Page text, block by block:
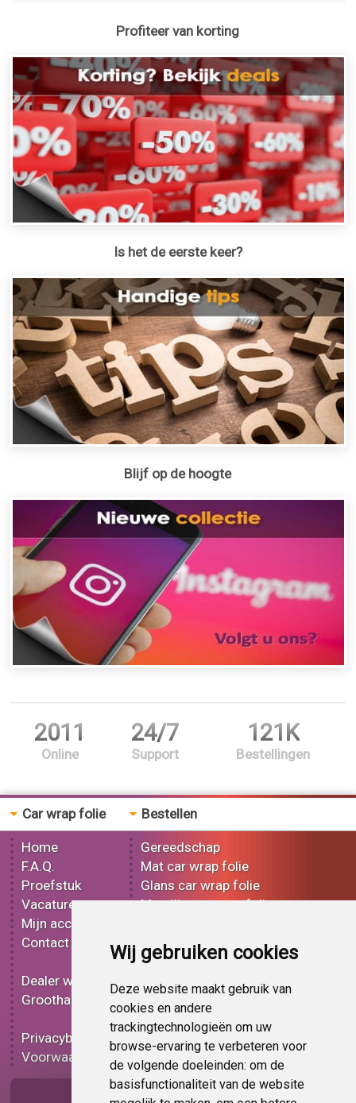
Wij gebruiken cookies
Deze website maakt gebruik van
cookies en andere
trackingtechnologieën om uw
browse-ervaring te verbeteren voor
de volgende doeleinden: om de
basisfunctionaliteit van de website
Profiteer van korting
Is het de eerste keer?
Blijf op de hoogte
2011
Online
24/7
Support
121K
Bestellingen
Car wrap folie
Home
F.A.Q.
Proefstuk
Vacatures
Mijn account
Contact
Dealer worden
Groothandel
Privacybeleid
Voorwaarden
Bestellen
Gereedschap
Mat car wrap folie
Glans car wrap folie
Metallic car wrap folie
Effect car wrap folie
Bedrukt car wrap folie
Carbon car wrap folie
Tint folie
Functionele folie
Car wrap folie korting
Op bestelling
Pagina delen